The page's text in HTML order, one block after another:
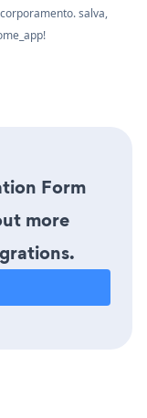
salva,
Form
more